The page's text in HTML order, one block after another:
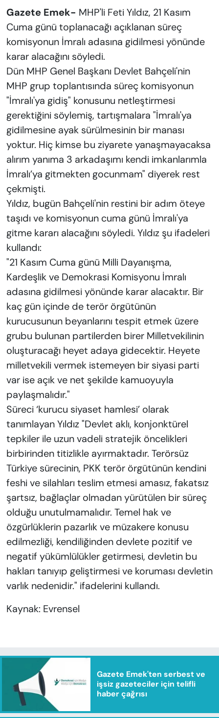
Gazete Emek- MHP'li Feti Yıldız, 21 Kasım
Cuma günü toplanacağı açıklanan süreç
komisyonun İmralı adasına gidilmesi yönünde
karar alacağını söyledi.
Dün MHP Genel Başkanı Devlet Bahçeli'nin
MHP grup toplantısında süreç komisyonun
"İmralı'ya gidiş" konusunu netleştirmesi
gerektiğini söylemiş, tartışmalara "İmralı'ya
gidilmesine ayak sürülmesinin bir manası
yoktur. Hiç kimse bu ziyarete yanaşmayacaksa
alırım yanıma 3 arkadaşımı kendi imkanlarımla
İmralı’ya gitmekten gocunmam" diyerek rest
çekmişti.
Yıldız, bugün Bahçeli'nin restini bir adım öteye
taşıdı ve komisyonun cuma günü İmralı'ya
gitme kararı alacağını söyledi. Yıldız şu ifadeleri
kullandı:
"21 Kasım Cuma günü Milli Dayanışma,
Kardeşlik ve Demokrasi Komisyonu İmralı
adasına gidilmesi yönünde karar alacaktır. Bir
kaç gün içinde de terör örgütünün
kurucusunun beyanlarını tespit etmek üzere
grubu bulunan partilerden birer Milletvekilinin
oluşturacağı heyet adaya gidecektir. Heyete
milletvekili vermek istemeyen bir siyasi parti
var ise açık ve net şekilde kamuoyuyla
paylaşmalıdır."
Süreci ‘kurucu siyaset hamlesi’ olarak
tanımlayan Yıldız "Devlet aklı, konjonktürel
tepkiler ile uzun vadeli stratejik öncelikleri
birbirinden titizlikle ayırmaktadır. Terörsüz
Türkiye sürecinin, PKK terör örgütünün kendini
feshi ve silahları teslim etmesi amasız, fakatsız
şartsız, bağlaçlar olmadan yürütülen bir süreç
olduğu unutulmamalıdır. Temel hak ve
özgürlüklerin pazarlık ve müzakere konusu
edilmezliği, kendiliğinden devlete pozitif ve
negatif yükümlülükler getirmesi, devletin bu
hakları tanıyıp geliştirmesi ve koruması devletin
varlık nedenidir." ifadelerini kullandı.
Kaynak: Evrensel
Gazete Emek'ten serbest ve
işsiz gazeteciler için telifli
haber çağrısı
SİYASET
VAN VE DİYARBAKIR HABERLERİ